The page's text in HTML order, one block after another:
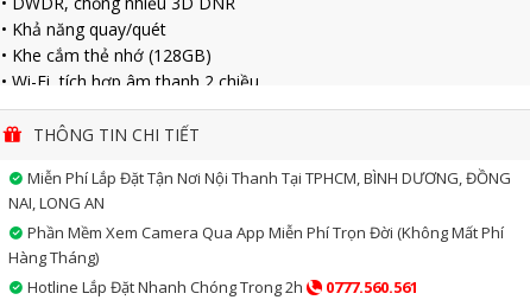
• Khả năng quay/quét
• Khe cắm thẻ nhớ (128GB)
• Wi-Fi, tích hợp âm thanh 2 chiều
• Nguồn 5VDC
• Φ82.4×113.6mm, 510g
THÔNG TIN CHI TIẾT
Miễn Phí Lắp Đặt Tận Nơi Nội Thanh Tại TPHCM, BÌNH DƯƠNG, ĐỒNG
NAI, LONG AN
Phần Mềm Xem Camera Qua App Miễn Phí Trọn Đời (không Mất Phí
Hàng Tháng)
Hotline Lắp Đặt Nhanh Chóng Trong 2h
0777.560.561